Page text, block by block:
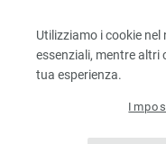
Utilizziamo i cookie
essenziali, mentre altri
tua esperienza.
INDICAZIONI PER LA